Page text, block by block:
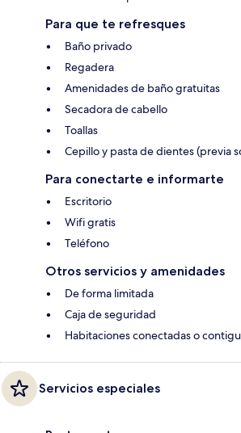
Para que te refresques
Baño privado
Regadera
Amenidades de baño gratuitas
Secadora de cabello
Toallas
Cepillo y pasta de dientes (previa
Para conectarte e informarte
Escritorio
Wifi gratis
Teléfono
Otros servicios y amenidades
De forma limitada
Caja de seguridad
Habitaciones conectadas o
Servicios especiales